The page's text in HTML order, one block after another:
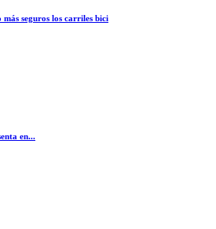
más seguros los carriles bici
en...